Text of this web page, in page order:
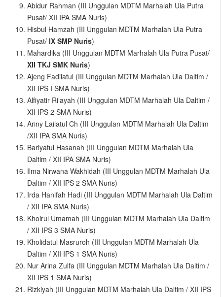
Abidur Rahman (III Unggulan MDTM Marhalah Ula Putra
Pusat/ XII IPA SMA Nuris)
Hisbul Hamzah (III Unggulan MDTM Marhalah Ula Putra
Pusat/ IX SMP Nuris)
Mahardika (III Unggulan MDTM Marhalah Ula Putra Pusat/
XII TKJ SMK Nuris)
Ajeng Fadilatul (III Unggulan MDTM Marhalah Ula Daltim /
XII IPS I SMA Nuris)
Alfiyatir Ri’ayah (III Unggulan MDTM Marhalah Ula Daltim /
XII IPS 2 SMA Nuris)
Ariny Lailatul Ch (III Unggulan MDTM Marhalah Ula Daltim
/XII IPA SMA Nuris)
Bariyatul Hasanah (III Unggulan MDTM Marhalah Ula
Daltim / XII IPA SMA Nuris)
Ilma Nirwana Wakhidah (III Unggulan MDTM Marhalah Ula
Daltim / XII IPS 2 SMA Nuris)
Irda Hanifah Hadi (III Unggulan MDTM Marhalah Ula Daltim
/ XII IPA SMA Nuris)
Khoirul Umamah (III Unggulan MDTM Marhalah Ula Daltim
/ XII IPS 3 SMA Nuris)
Kholidatul Masruroh (III Unggulan MDTM Marhalah Ula
Daltim / XII IPS 1 SMA Nuris)
Nur Arina Zulfa (III Unggulan MDTM Marhalah Ula Daltim /
XII IPS 1 SMA Nuris)
Rizkiyah (III Unggulan MDTM Marhalah Ula Daltim / XII IPS